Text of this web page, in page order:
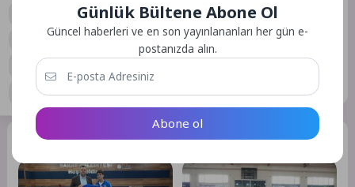
Daha sonraki yorumlarımda kullanılması için adım, e-posta
adresim ve site adresim bu tarayıcıya kaydedilsin.
GÖNDER
Benzer Yazılar
Günlük Bültene Abone Ol
Güncel haberleri ve en son yayınlananları her gün e-
postanızda alın.
Abone ol